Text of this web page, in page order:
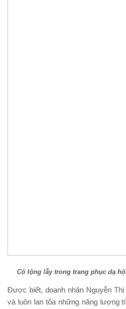
Cô lộng lẫy trong trang phục dạ
Được biết, doanh nhân Nguyễn
và luôn lan tỏa những năng lượng